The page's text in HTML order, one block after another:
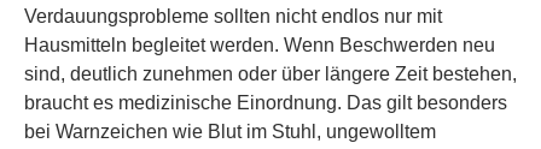
Verdauungsprobleme sollten nicht endlos nur mit
Hausmitteln begleitet werden. Wenn Beschwerden neu
sind, deutlich zunehmen oder über längere Zeit bestehen,
braucht es medizinische Einordnung. Das gilt besonders
bei Warnzeichen wie Blut im Stuhl, ungewolltem